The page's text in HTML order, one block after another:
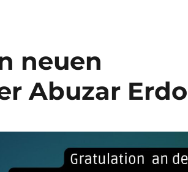
neuen
Abuzar